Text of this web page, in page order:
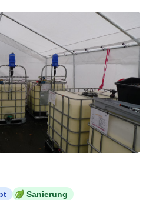
Sanierung